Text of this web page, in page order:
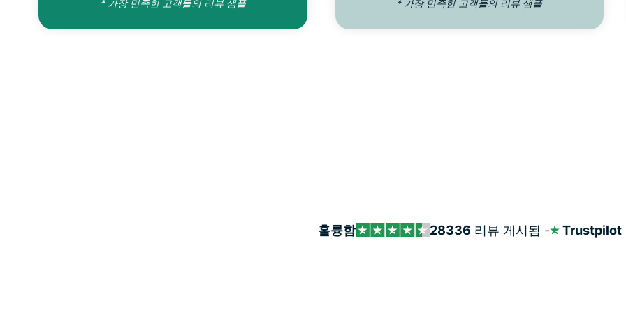
* 가장 만족한 고객들의 리뷰 샘플 * 가장 만족한 고객들의 리뷰 샘플
훌륭함 28336 리뷰 게시됨 - Trustpilot